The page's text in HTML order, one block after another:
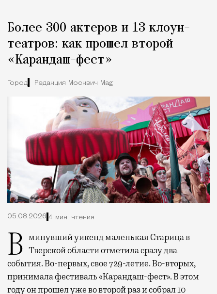
Более 300 актеров и 13 клоун-
театров: как прошел второй
«Карандаш-фест»
Город Редакция Москвич Mag
05.08.2026 4 мин. чтения
В минувший уикенд маленькая Старица в Тверской области отметила сразу два
события. Во-первых, свое 729-летие. Во-вторых,
принимала фестиваль «Карандаш-фест». В этом
году он прошел уже во второй раз и собрал 10